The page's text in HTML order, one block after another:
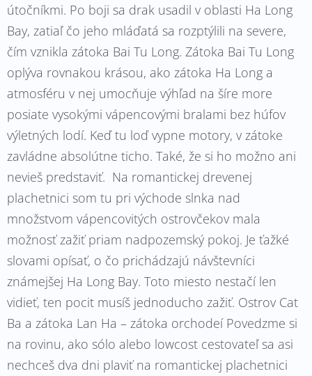
útočníkmi. Po boji sa drak usadil v oblasti Ha Long
Bay, zatiaľ čo jeho mláďatá sa rozptýlili na severe,
čím vznikla zátoka Bai Tu Long. Zátoka Bai Tu Long
oplýva rovnakou krásou, ako zátoka Ha Long a
atmosféru v nej umocňuje výhľad na šíre more
posiate vysokými vápencovými bralami bez húfov
výletných lodí. Keď tu loď vypne motory, v zátoke
zavládne absolútne ticho. Také, že si ho možno ani
nevieš predstaviť. Na romantickej drevenej
plachetnici som tu pri východe slnka nad
množstvom vápencovitých ostrovčekov mala
možnosť zažiť priam nadpozemský pokoj. Je ťažké
slovami opísať, o čo prichádzajú návštevníci
známejšej Ha Long Bay. Toto miesto nestačí len
vidieť, ten pocit musíš jednoducho zažiť. Ostrov Cat
Ba a zátoka Lan Ha – zátoka orchodeí Povedzme si
na rovinu, ako sólo alebo lowcost cestovateľ sa asi
nechceš dva dni plaviť na romantickej plachetnici